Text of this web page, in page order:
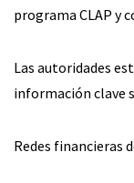
programa CLAP y
Las autoridades
información clave
Redes financieras